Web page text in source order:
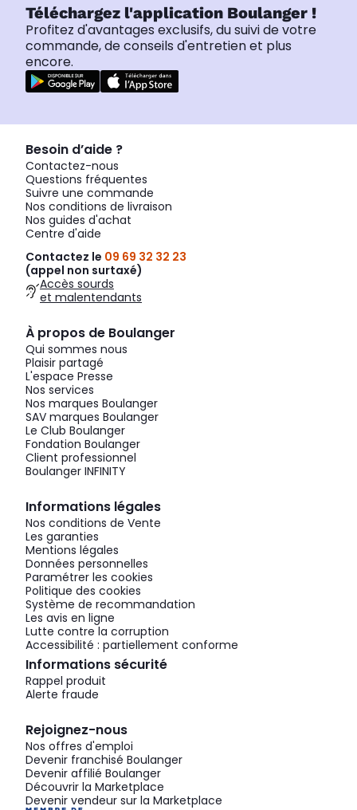
Téléchargez l'application Boulanger !
Profitez d'avantages exclusifs, du suivi de votre
commande, de conseils d'entretien et plus
encore.
Besoin d’aide ?
Contactez-nous
Questions fréquentes
Suivre une commande
Nos conditions de livraison
Nos guides d'achat
Centre d'aide
Contactez le 09 69 32 32 23
(appel non surtaxé)
Accès sourds
et malentendants
À propos de Boulanger
Qui sommes nous
Plaisir partagé
L'espace Presse
Nos services
Nos marques Boulanger
SAV marques Boulanger
Le Club Boulanger
Fondation Boulanger
Client professionnel
Boulanger INFINITY
Informations légales
Nos conditions de Vente
Les garanties
Mentions légales
Données personnelles
Paramétrer les cookies
Politique des cookies
Système de recommandation
Les avis en ligne
Lutte contre la corruption
Accessibilité : partiellement conforme
Informations sécurité
Rappel produit
Alerte fraude
Rejoignez-nous
Nos offres d'emploi
Devenir franchisé Boulanger
Devenir affilié Boulanger
Découvrir la Marketplace
Devenir vendeur sur la Marketplace